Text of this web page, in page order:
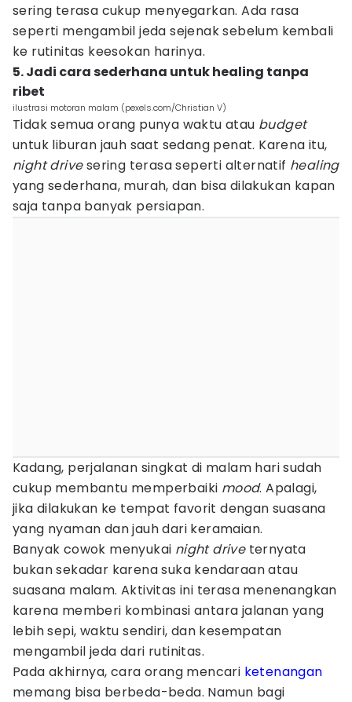
sering terasa cukup menyegarkan. Ada rasa
seperti mengambil jeda sejenak sebelum kembali
ke rutinitas keesokan harinya.
5. Jadi cara sederhana untuk healing tanpa
ribet
ilustrasi motoran malam (pexels.com/Christian V)
Tidak semua orang punya waktu atau budget
untuk liburan jauh saat sedang penat. Karena itu,
night drivesering terasa seperti alternatif healing
yang sederhana, murah, dan bisa dilakukan kapan
saja tanpa banyak persiapan.
Kadang, perjalanan singkat di malam hari sudah
cukup membantu memperbaiki mood. Apalagi,
jika dilakukan ke tempat favorit dengan suasana
yang nyaman dan jauh dari keramaian.
Banyak cowok menyukai night driveternyata
bukan sekadar karena suka kendaraan atau
suasana malam. Aktivitas ini terasa menenangkan
karena memberi kombinasi antara jalanan yang
lebih sepi, waktu sendiri, dan kesempatan
mengambil jeda dari rutinitas.
Pada akhirnya, cara orang mencari ketenangan
memang bisa berbeda-beda. Namun bagi